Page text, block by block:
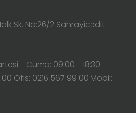
Sk. No:26/2 Sahrayicedit
- Cuma: 09:00 - 18:30
Ofis: 0216 567 99 00 Mobil: